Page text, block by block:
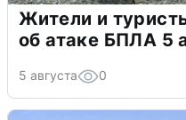
Жители и
об атаке БПЛА 5
5 августа 0